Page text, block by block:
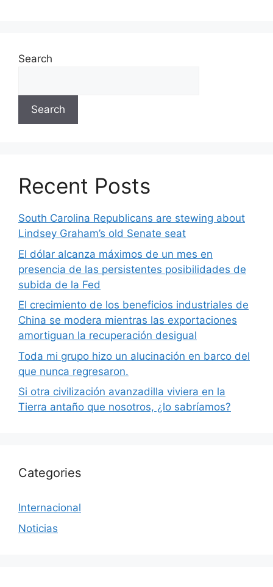
Search
Search
Recent Posts
South Carolina Republicans are stewing about
Lindsey Graham’s old Senate seat
El dólar alcanza máximos de un mes en
presencia de las persistentes posibilidades de
subida de la Fed
El crecimiento de los beneficios industriales de
China se modera mientras las exportaciones
amortiguan la recuperación desigual
Toda mi grupo hizo un alucinación en barco del
que nunca regresaron.
Si otra civilización avanzadilla viviera en la
Tierra antaño que nosotros, ¿lo sabríamos?
Categories
Internacional
Noticias